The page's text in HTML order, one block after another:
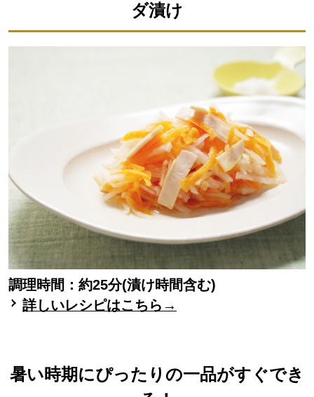
ダ漬け
調理時間：約25分(漬け時間含む)
詳しいレシピはこちら→
暑い時期にぴったりの一品がすぐでき